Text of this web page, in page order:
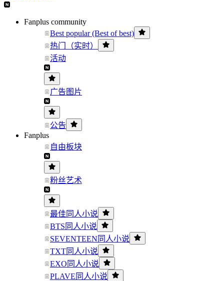
Fanplus community
Best popular (Best of best)
热门（实时）
活动
广告图片
公告
Fanplus
自由板块
粉丝艺术
最佳同人小说
BTS同人小说
SEVENTEEN同人小说
TXT同人小说
EXO同人小说
PLAVE同人小说